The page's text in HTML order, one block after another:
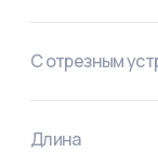
С отрезным
Длина